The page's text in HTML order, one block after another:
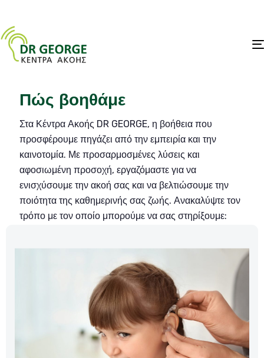
Πώς βοηθάμε
Στα Κέντρα Ακοής DR GEORGE, η βοήθεια που
προσφέρουμε πηγάζει από την εμπειρία και την
καινοτομία. Με προσαρμοσμένες λύσεις και
αφοσιωμένη προσοχή, εργαζόμαστε για να
ενισχύσουμε την ακοή σας και να βελτιώσουμε την
ποιότητα της καθημερινής σας ζωής. Ανακαλύψτε τον
τρόπο με τον οποίο μπορούμε να σας στηρίξουμε: